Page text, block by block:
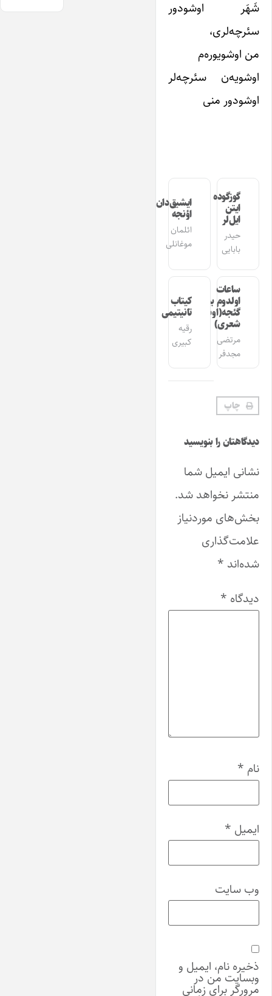
شَهَر اوشودور
سئرچه‌لری،
من اوشویوره‌م
اوشویه‌ن سئرچه‌لر
اوشودور منی
گوزگوده
ایتن
ایل‌لر
حیدر
بابایی
ایشیق‌دان
اؤنجه
ائلمان
موغانلی
ساعات
اولدوم بیر
گئجه(اوشاق
شعری)
مرتضی
مجدفر
کیتاب
تانیتیمی
رقیه
کبیری
چاپ
دیدگاهتان را بنویسید
نشانی ایمیل شما
منتشر نخواهد شد.
بخش‌های موردنیاز
علامت‌گذاری
شده‌اند *
دیدگاه *
نام *
ایمیل *
وب‌ سایت
ذخیره نام، ایمیل و
وبسایت من در
مرورگر برای زمانی